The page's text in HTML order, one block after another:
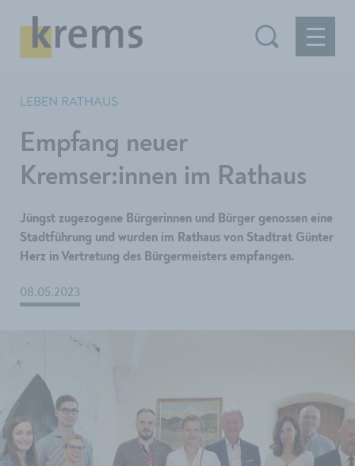
LEBEN RATHAUS
Empfang neuer
Kremser:innen im Rathaus
Jüngst zugezogene Bürgerinnen und Bürger genossen eine
Stadtführung und wurden im Rathaus von Stadtrat Günter
Herz in Vertretung des Bürgermeisters empfangen.
08.05.2023